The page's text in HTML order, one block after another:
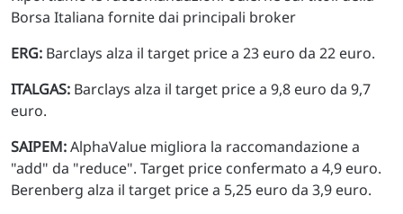
Borsa Italiana fornite dai principali broker
ERG: Barclays alza il target price a 23 euro da 22 euro.
ITALGAS: Barclays alza il target price a 9,8 euro da 9,7
euro.
SAIPEM:AlphaValue migliora la raccomandazione a
"add" da "reduce". Target price confermato a 4,9 euro.
Berenberg alza il target price a 5,25 euro da 3,9 euro.